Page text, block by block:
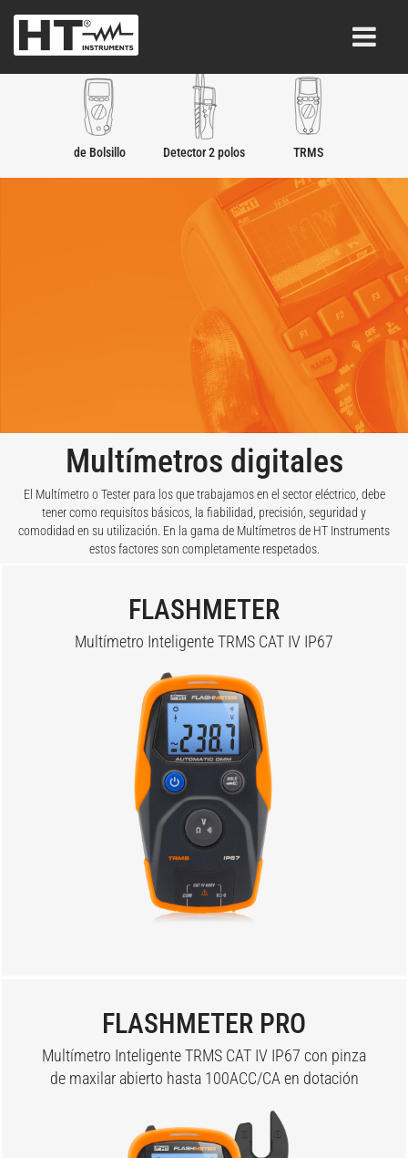
de Bolsillo Detector 2 polos TRMS
Multímetros digitales
El Multímetro o Tester para los que trabajamos en el sector eléctrico, debe
tener como requisítos básicos, la fiabilidad, precisión, seguridad y
comodidad en su utilización. En la gama de Multímetros de HT Instruments
estos factores son completamente respetados.
FLASHMETER
Multímetro Inteligente TRMS CAT IV IP67
FLASHMETER PRO
Multímetro Inteligente TRMS CAT IV IP67 con pinza
de maxilar abierto hasta 100ACC/CA en dotación